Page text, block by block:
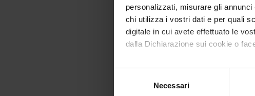
personalizzati, misurare gli
chi utilizza i vostri dati e per quali
digitale in cui avete effettuato le
dalla Dichiarazione sui cookie o
Con il tuo consenso, vorremmo
raccogliere informazioni
Necessari